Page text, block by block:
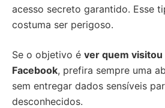
acesso secreto garantido. Esse
costuma ser perigoso.
Se o objetivo é ver quem
Facebook, prefira sempre uma
sem entregar dados sensíveis
desconhecidos.